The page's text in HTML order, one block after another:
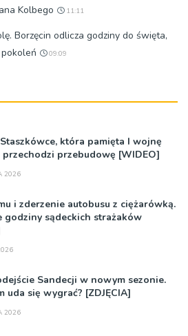
Kolbego
11:11
Borzęcin odlicza godziny do święta,
09:09
Staszkówce, która pamięta I wojnę
przebudowę [WIDEO]
2026
i zderzenie autobusu z ciężarówką.
godziny sądeckich strażaków
Sandecji w nowym sezonie.
uda się wygrać? [ZDJĘCIA]
2026